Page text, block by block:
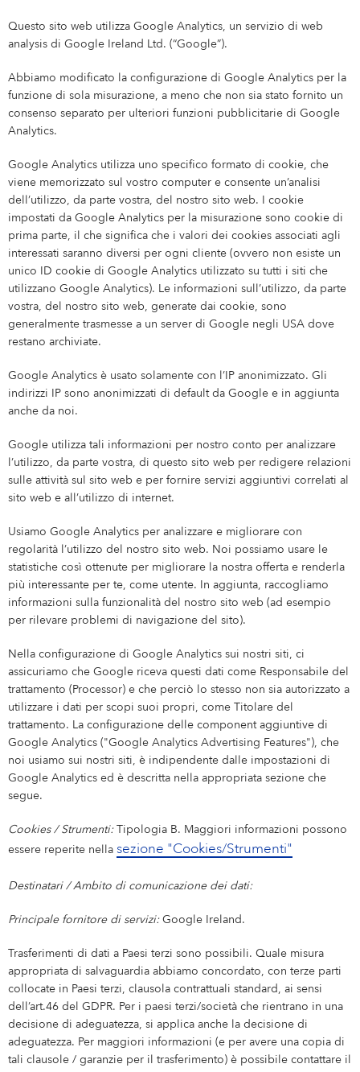
Questo sito web utilizza Google Analytics, un servizio di web
analysis di Google Ireland Ltd. (“Google”).
Abbiamo modificato la configurazione di Google Analytics per la
funzione di sola misurazione, a meno che non sia stato fornito un
consenso separato per ulteriori funzioni pubblicitarie di Google
Analytics.
Google Analytics utilizza uno specifico formato di cookie, che
viene memorizzato sul vostro computer e consente un’analisi
dell’utilizzo, da parte vostra, del nostro sito web. I cookie
impostati da Google Analytics per la misurazione sono cookie di
prima parte, il che significa che i valori dei cookies associati agli
interessati saranno diversi per ogni cliente (ovvero non esiste un
unico ID cookie di Google Analytics utilizzato su tutti i siti che
utilizzano Google Analytics). Le informazioni sull’utilizzo, da parte
vostra, del nostro sito web, generate dai cookie, sono
generalmente trasmesse a un server di Google negli USA dove
restano archiviate.
Google Analytics è usato solamente con l’IP anonimizzato. Gli
indirizzi IP sono anonimizzati di default da Google e in aggiunta
anche da noi.
Google utilizza tali informazioni per nostro conto per analizzare
l’utilizzo, da parte vostra, di questo sito web per redigere relazioni
sulle attività sul sito web e per fornire servizi aggiuntivi correlati al
sito web e all’utilizzo di internet.
Usiamo Google Analytics per analizzare e migliorare con
regolarità l’utilizzo del nostro sito web. Noi possiamo usare le
statistiche così ottenute per migliorare la nostra offerta e renderla
più interessante per te, come utente. In aggiunta, raccogliamo
informazioni sulla funzionalità del nostro sito web (ad esempio
per rilevare problemi di navigazione del sito).
Nella configurazione di Google Analytics sui nostri siti, ci
assicuriamo che Google riceva questi dati come Responsabile del
trattamento (Processor) e che perciò lo stesso non sia autorizzato a
utilizzare i dati per scopi suoi propri, come Titolare del
trattamento. La configurazione delle component aggiuntive di
Google Analytics ("Google Analytics Advertising Features"), che
noi usiamo sui nostri siti, è indipendente dalle impostazioni di
Google Analytics ed è descritta nella appropriata sezione che
segue.
Cookies / Strumenti:Tipologia B. Maggiori informazioni possono
essere reperite nella sezione "Cookies/Strumenti"
Destinatari / Ambito di comunicazione dei dati:
Principale fornitore di servizi:Google Ireland.
Trasferimenti di dati a Paesi terzi sono possibili. Quale misura
appropriata di salvaguardia abbiamo concordato, con terze parti
collocate in Paesi terzi, clausola contrattuali standard, ai sensi
dell’art.46 del GDPR. Per i paesi terzi/società che rientrano in una
decisione di adeguatezza, si applica anche la decisione di
adeguatezza. Per maggiori informazioni (e per avere una copia di
tali clausole / garanzie per il trasferimento) è possibile contattare il